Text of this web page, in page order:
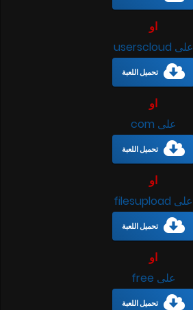
او
على userscloud
تحميل اللعبة
او
على com
تحميل اللعبة
او
على filesupload
تحميل اللعبة
او
على free
تحميل اللعبة